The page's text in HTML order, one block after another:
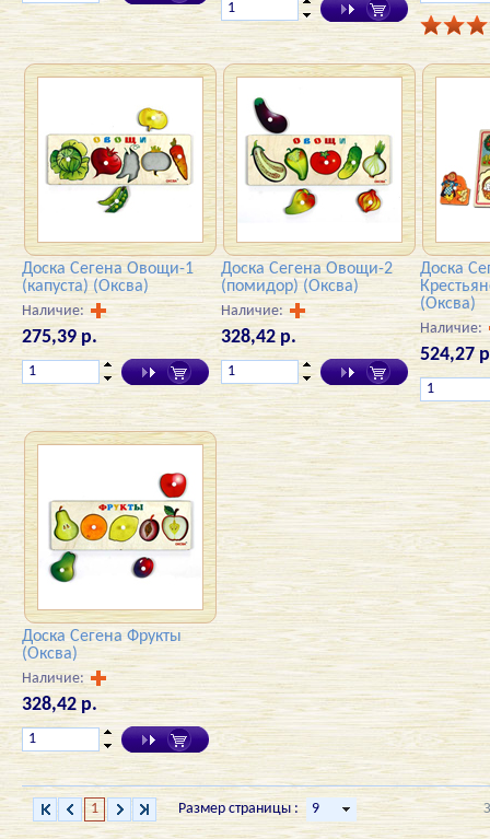
Доска Сегена Овощи-1
(капуста) (Оксва)
Наличие:
275,39 р.
Доска Сегена Овощи-2
(помидор) (Оксва)
Наличие:
328,42 р.
Доска
(Оксва)
Наличие:
524,27
Доска Сегена Фрукты
(Оксва)
Наличие:
328,42 р.
1 Размер страницы :